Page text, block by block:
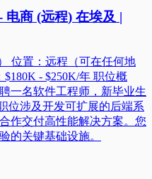
商 (远程) 在埃及 |
位置：远程（可在任何地
- $250K/年 职位概
一名软件工程师，新毕业生
位涉及开发可扩展的后端系
作交付高性能解决方案。您
的关键基础设施。